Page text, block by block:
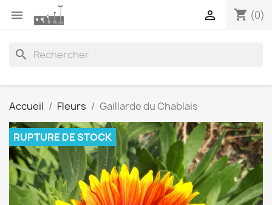
 shopping_cart (0)

search
Accueil Fleurs Gaillarde du Chablais
RUPTURE DE STOCK